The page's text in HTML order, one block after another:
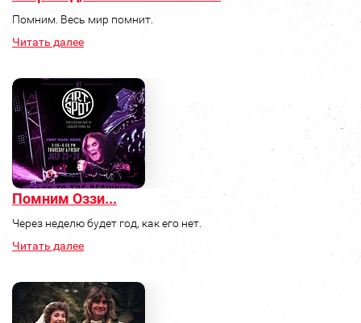
Помним. Весь мир помнит.
Читать далее
Помним Оззи...
Через неделю будет год, как его нет.
Читать далее